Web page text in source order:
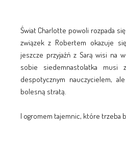
Świat Charlotte powoli rozpada
związek z Robertem okazuje
jeszcze przyjaźń z Sarą wisi na
sobie siedemnastolatka
despotycznym nauczycielem,
bolesną stratą.
I ogromem tajemnic, które trzeba